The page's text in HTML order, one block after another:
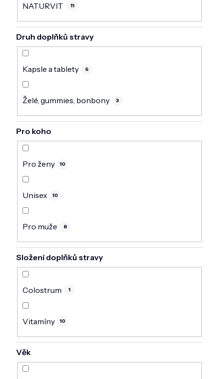
NATURVIT 11
Druh doplňků stravy
Kapsle a tablety 6
Želé, gummies, bonbony 3
Pro koho
Pro ženy 10
Unisex 10
Pro muže 8
Složení doplňků stravy
Colostrum 1
Vitamíny 10
Věk